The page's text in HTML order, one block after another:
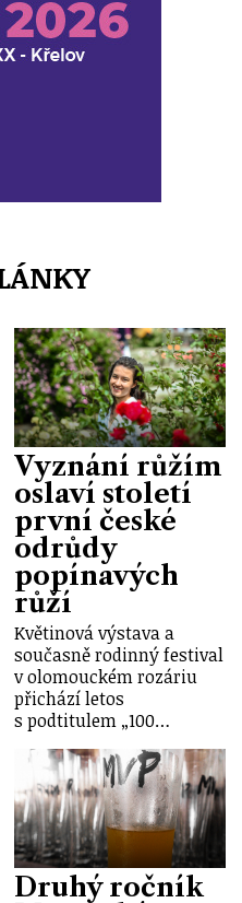
Vyznání růžím
oslaví století
první české
odrůdy
popínavých
růží
Květinová výstava a
současně rodinný festival
v olomouckém rozáriu
přichází letos
s podtitulem „100…
Druhý ročník